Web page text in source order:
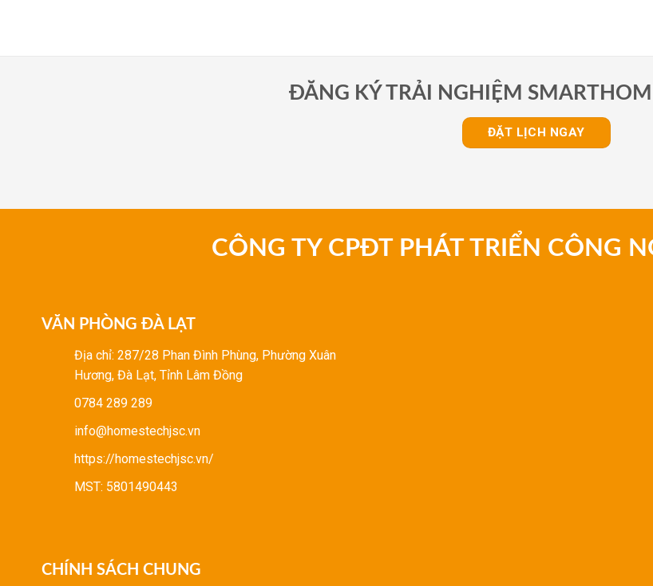
ĐĂNG KÝ TRẢI NGHIỆM
ĐẶT LỊCH NGAY
CÔNG TY CPĐT PHÁT TRIỂN CÔNG
VĂN PHÒNG ĐÀ LẠT
Địa chỉ: 287/28 Phan Đình Phùng, Phường Xuân
Hương, Đà Lạt, Tỉnh Lâm Đồng
0784 289 289
info@homestechjsc.vn
https://homestechjsc.vn/
MST: 5801490443
CHÍNH SÁCH CHUNG